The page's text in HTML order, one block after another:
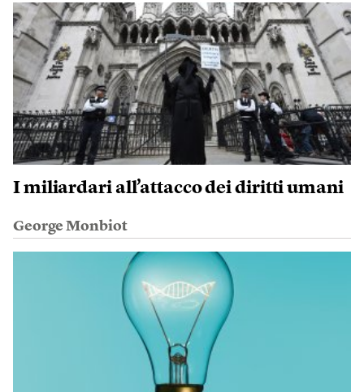
I miliardari all’attacco dei diritti umani
George Monbiot